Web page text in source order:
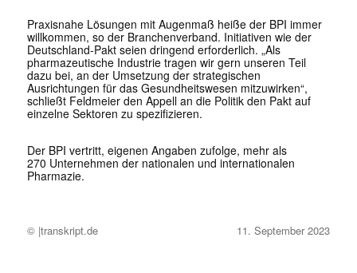
Praxisnahe Lösungen mit Augenmaß heiße der BPI immer
willkommen, so der Branchenverband. Initiativen wie der
Deutschland-Pakt seien dringend erforderlich. „Als
pharmazeutische Industrie tragen wir gern unseren Teil
dazu bei, an der Umsetzung der strategischen
Ausrichtungen für das Gesundheitswesen mitzuwirken“,
schließt Feldmeier den Appell an die Politik den Pakt auf
einzelne Sektoren zu spezifizieren.
Der BPI vertritt, eigenen Angaben zufolge, mehr als
270 Unternehmen der nationalen und internationalen
Pharmazie.
© |transkript.de 11. September 2023